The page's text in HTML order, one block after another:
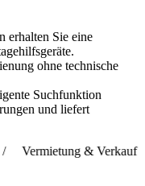
erhalten Sie eine
ohne technische
Suchfunktion
und liefert
& Verkauf